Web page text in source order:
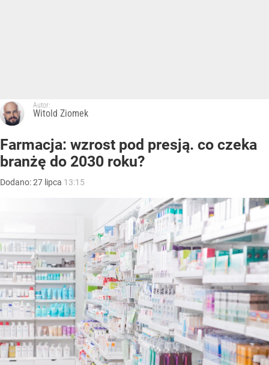
Autor:
Witold Ziomek
Farmacja: wzrost pod presją. co czeka
branżę do 2030 roku?
Dodano:27 lipca 13:15